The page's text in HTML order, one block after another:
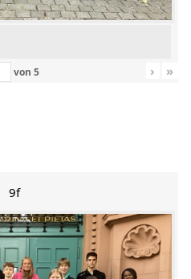
von 5 › »
9f